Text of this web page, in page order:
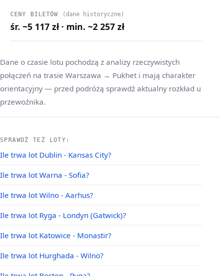
CENY BILETÓW (dane historyczne)
śr. ~5 117 zł · min. ~2 257 zł
Dane o czasie lotu pochodzą z analizy rzeczywistych
połączeń na trasie Warszawa → Pukhet i mają charakter
orientacyjny — przed podróżą sprawdź aktualny rozkład u
przewoźnika.
SPRAWDŹ TEŻ LOTY:
Ile trwa lot Dublin - Kansas City?
Ile trwa lot Warna - Sofia?
Ile trwa lot Wilno - Aarhus?
Ile trwa lot Ryga - Londyn (Gatwick)?
Ile trwa lot Katowice - Monastir?
Ile trwa lot Hurghada - Wilno?